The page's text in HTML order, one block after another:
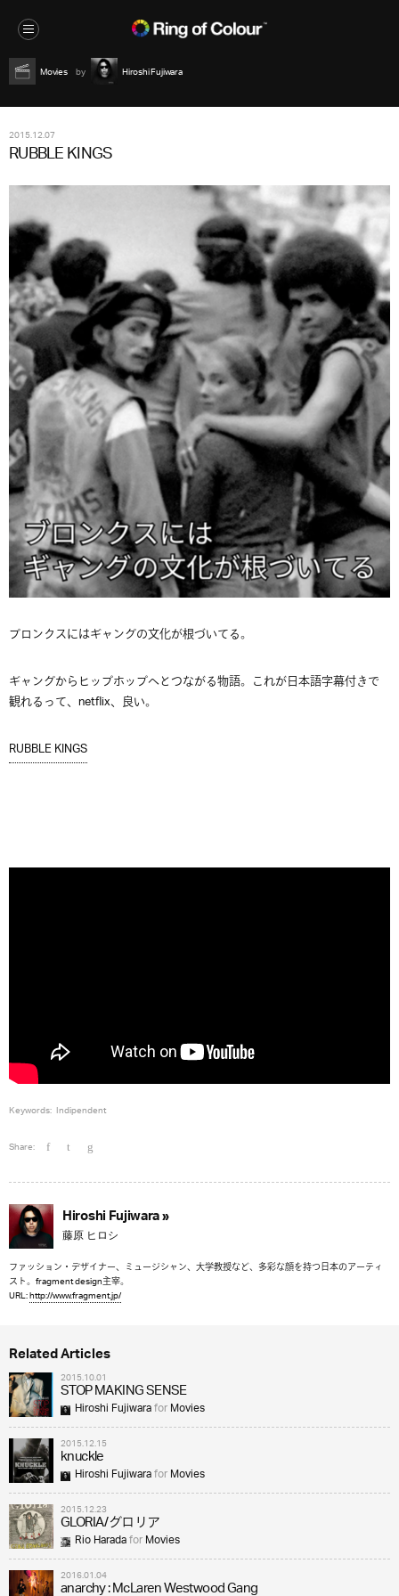
Movies Hiroshi Fujiwara
2015.12.07
RUBBLE KINGS
ブロンクスにはギャングの文化が根づいてる。
ギャングからヒップホップへとつながる物語。これが日本語字幕付きで
観れるって、netflix、良い。
RUBBLE KINGS
Keywords: Indipendent
Share:
Hiroshi Fujiwara »
藤原 ヒロシ
ファッション・デザイナー、ミュージシャン、大学教授など、多彩な顔を持つ日本のアーティ
スト。fragment design主宰。
URL:http://www.fragment.jp/
Related Articles
2015.10.01
STOP MAKING SENSE
Hiroshi FujiwaraforMovies
2015.12.15
knuckle
Hiroshi FujiwaraforMovies
2015.12.23
GLORIA/グロリア
Rio HaradaforMovies
2016.01.04
anarchy : McLaren Westwood Gang